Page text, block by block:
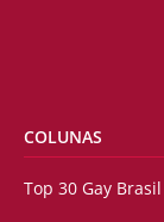
COLUNAS
Top 30 Gay Brasil